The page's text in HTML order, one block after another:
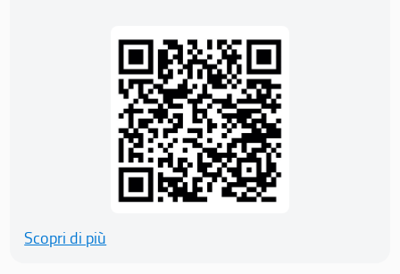
Scopri di più